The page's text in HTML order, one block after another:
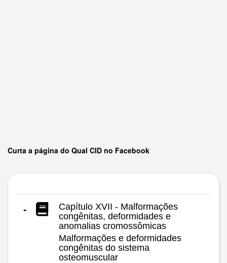
Curta a página do Qual CID no Facebook
-
Capítulo XVII - Malformações
congênitas, deformidades e
anomalias cromossômicas
Malformações e deformidades
congênitas do sistema
osteomuscular